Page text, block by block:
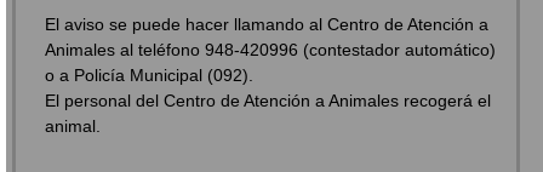
El aviso se puede hacer llamando al Centro de Atención a
Animales al teléfono 948-420996 (contestador automático)
o a Policía Municipal (092).
El personal del Centro de Atención a Animales recogerá el
animal.